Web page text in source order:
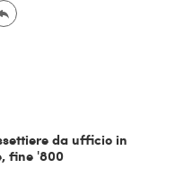
da ufficio in
fine '800